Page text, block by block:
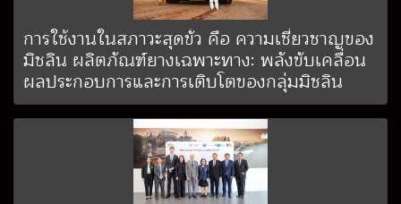
การใช้งานในสภาวะสุดขั้ว คือ ความเชี่ยวชาญของ
มิชลิน ผลิตภัณฑ์ยางเฉพาะทาง: พลังขับเคลื่อน
ผลประกอบการและการเติบโตของกลุ่มมิชลิน